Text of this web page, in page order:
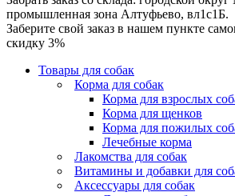
промышленная зона Алтуфьево, вл1с1Б.
Заберите свой заказ в нашем пункте
скидку 3%
Товары для собак
Корма для собак
Корма для взрослых
Корма для щенков
Корма для пожилых
Лечебные корма
Лакомства для собак
Витамины и добавки для
Аксессуары для собак